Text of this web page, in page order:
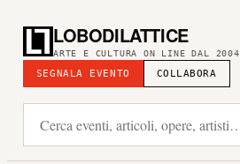
LOBODILATTICE
ARTE E CULTURA ON LINE DAL 2004
SEGNALA EVENTO COLLABORA